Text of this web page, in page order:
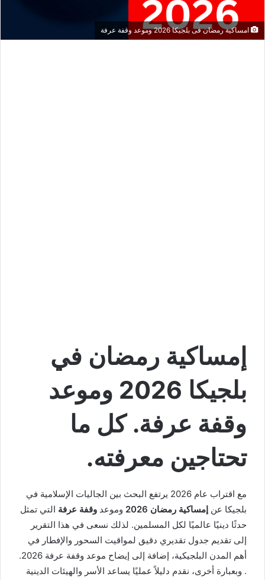
امساكية رمضان فى بلجيكا 2026 وموعد وقفة عرفة
إمساكية رمضان في
بلجيكا 2026 وموعد
وقفة عرفة. كل ما
تحتاجين معرفته.
مع اقتراب عام 2026 يرتفع البحث بين الجاليات الإسلامية في
بلجيكا عن إمساكية رمضان 2026 وموعد وقفة عرفة التي تمثل
حدثًا دينيًا عالميًا لكل المسلمين. لذلك نسعى في هذا التقرير
إلى تقديم جدول تقديري دقيق لمواقيت السحور والإفطار في
أهم المدن البلجيكية، إضافة إلى إيضاح موعد وقفة عرفة 2026.
. وبعبارة أخرى، نقدم دليلاً عمليًا يساعد الأسر والهيئات الدينية